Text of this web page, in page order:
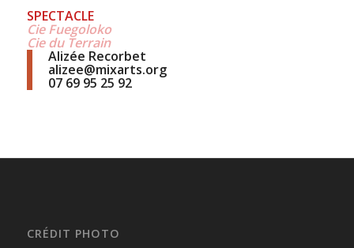
SPECTACLE
Cie Fuegoloko
Cie du Terrain
Alizée Recorbet
alizee@mixarts.org
07 69 95 25 92
CRÉDIT PHOTO